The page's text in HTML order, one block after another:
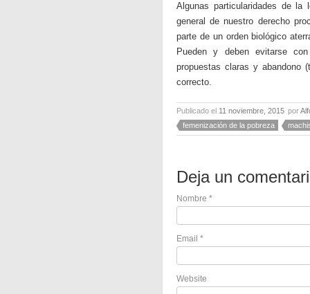
Algunas particularidades de
general de nuestro derecho
parte de un orden biológico
Pueden y deben evitarse
propuestas claras y
correcto.
Publicado el 11 noviembre, 2015 por
femenización de la pobreza
Deja un
Nombre *
Email *
Website